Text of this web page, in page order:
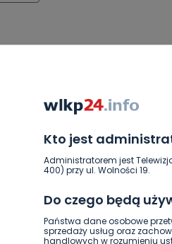
Kto jest
Administratorem jest
400) przy ul. Wolności 19.
Do czego będą
Państwa dane osobowe
sprzedaży usług oraz
handlowych w rozumieniu